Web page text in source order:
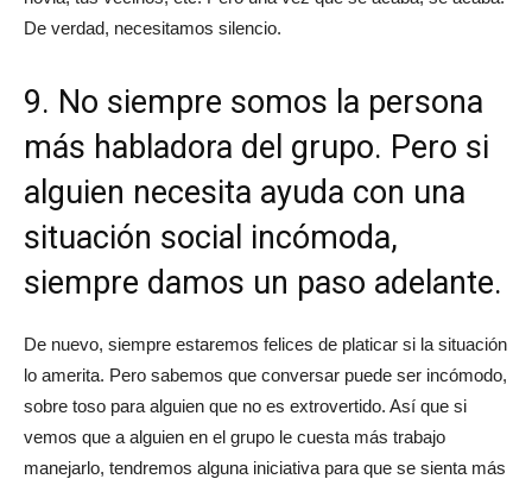
De verdad, necesitamos silencio.
9. No siempre somos la persona
más habladora del grupo. Pero si
alguien necesita ayuda con una
situación social incómoda,
siempre damos un paso adelante.
De nuevo, siempre estaremos felices de platicar si la situación
lo amerita. Pero sabemos que conversar puede ser incómodo,
sobre toso para alguien que no es extrovertido. Así que si
vemos que a alguien en el grupo le cuesta más trabajo
manejarlo, tendremos alguna iniciativa para que se sienta más